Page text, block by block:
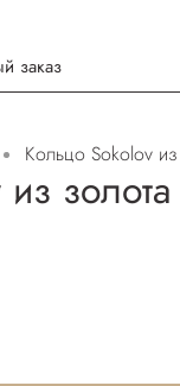
заказ
Кольцо Sokolov